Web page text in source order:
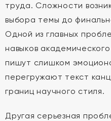
труда. Сложности
выбора темы до
Одной из главных
навыков
пишут слишком
перегружают текст
границ научного стиля.
Другая серьезная